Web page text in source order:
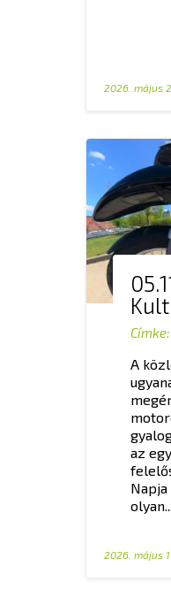
2026. május
Címke:
A
az
olyan...
2026. május